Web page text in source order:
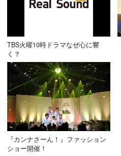
TBS火曜10時ドラマなぜ心に響
く？
『カンナさーん！』ファッション
ショー開催！